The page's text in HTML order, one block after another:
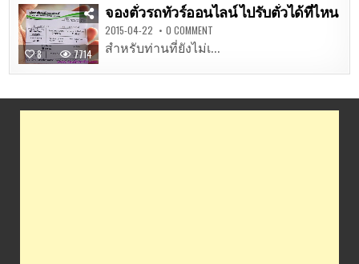
8 7714
จองตั๋วรถทัวร์ออนไลน์ ไปรับตั๋วได้ที่ไหน
2015-04-22 0 COMMENT
สำหรับท่านที่ยังไม่เ...